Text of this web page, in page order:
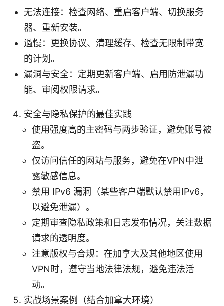
无法连接：检查网络、重启客户端、切换服务
器、重新安装。
過慢：更换协议、清理缓存、检查无限制带宽
的计划。
漏洞与安全：定期更新客户端、启用防泄漏功
能、审阅权限请求。
安全与隐私保护的最佳实践
使用强度高的主密码与两步验证，避免账号被
盗。
仅访问信任的网站与服务，避免在VPN中泄
露敏感信息。
禁用 IPv6 漏洞（某些客户端默认禁用IPv6，
以避免泄漏）。
定期审查隐私政策和日志发布情况，关注数据
请求的透明度。
注意版权与合规：在加拿大及其他地区使用
VPN时，遵守当地法律法规，避免违法活
动。
实战场景案例（结合加拿大环境）